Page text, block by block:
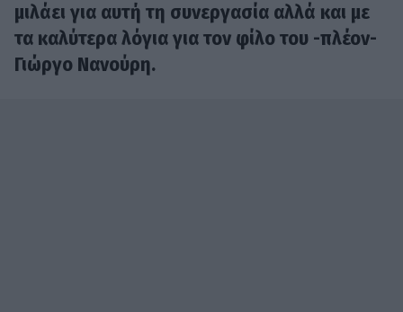
μιλάει για αυτή τη συνεργασία αλλά και με
τα καλύτερα λόγια για τον φίλο του -πλέον-
Γιώργο Νανούρη.